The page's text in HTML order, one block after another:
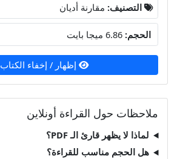
التصنيف: مقارنة أديان
الحجم:
إظهار / إخفاء الكتاب
ملاحظات حول القراءة أونلاين
لماذا لا يظهر قارئ الـ PDF؟
هل الحجم مناسب للقراءة؟